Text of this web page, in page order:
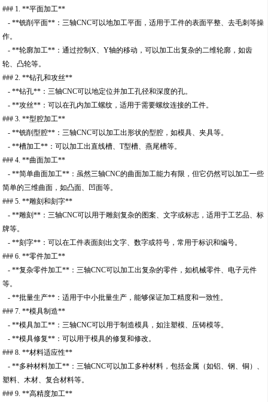
### 1. **平面加工**
- **铣削平面**：三轴CNC可以地加工平面，适用于工件的表面平整、去毛刺等操
作。
- **轮廓加工**：通过控制X、Y轴的移动，可以加工出复杂的二维轮廓，如齿
轮、凸轮等。
### 2. **钻孔和攻丝**
- **钻孔**：三轴CNC可以地定位并加工孔径和深度的孔。
- **攻丝**：可以在孔内加工螺纹，适用于需要螺纹连接的工件。
### 3. **型腔加工**
- **铣削型腔**：三轴CNC可以加工出形状的型腔，如模具、夹具等。
- **槽加工**：可以加工出直线槽、T型槽、燕尾槽等。
### 4. **曲面加工**
- **简单曲面加工**：虽然三轴CNC的曲面加工能力有限，但它仍然可以加工一些
简单的三维曲面，如凸面、凹面等。
### 5. **雕刻和刻字**
- **雕刻**：三轴CNC可以用于雕刻复杂的图案、文字或标志，适用于工艺品、标
牌等。
- **刻字**：可以在工件表面刻出文字、数字或符号，常用于标识和编号。
### 6. **零件加工**
- **复杂零件加工**：三轴CNC可以加工出复杂的零件，如机械零件、电子元件
等。
- **批量生产**：适用于中小批量生产，能够保证加工精度和一致性。
### 7. **模具制造**
- **模具加工**：三轴CNC可以用于制造模具，如注塑模、压铸模等。
- **模具修复**：可以用于模具的修复和修改。
### 8. **材料适应性**
- **多种材料加工**：三轴CNC可以加工多种材料，包括金属（如铝、钢、铜）、
塑料、木材、复合材料等。
### 9. **高精度加工**